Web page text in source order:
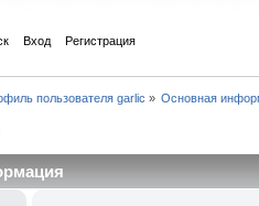
Вход Регистрация
пользователя garlic » Основная